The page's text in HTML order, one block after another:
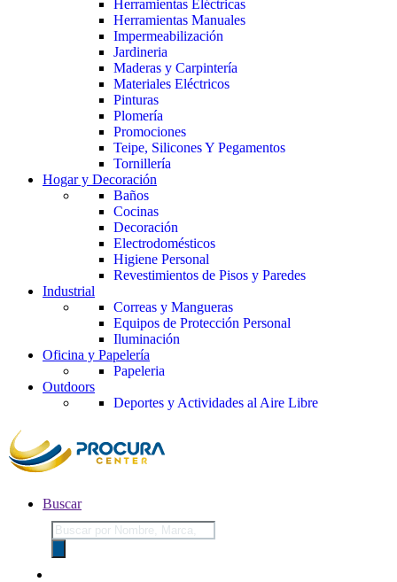
Herramientas Eléctricas
Herramientas Manuales
Impermeabilización
Jardineria
Maderas y Carpintería
Materiales Eléctricos
Pinturas
Plomería
Promociones
Teipe, Silicones Y Pegamentos
Tornillería
Hogar y Decoración
Baños
Cocinas
Decoración
Electrodomésticos
Higiene Personal
Revestimientos de Pisos y Paredes
Industrial
Correas y Mangueras
Equipos de Protección Personal
Iluminación
Oficina y Papelería
Papeleria
Outdoors
Deportes y Actividades al Aire Libre
Buscar
Búsqueda
de
productos